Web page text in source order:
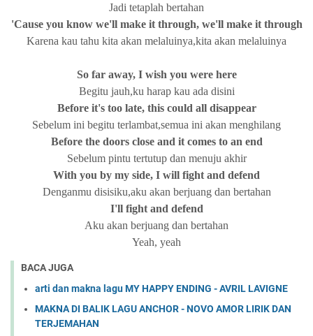
Jadi tetaplah bertahan
'Cause you know we'll make it through, we'll make it through
Karena kau tahu kita akan melaluinya,kita akan melaluinya
So far away, I wish you were here
Begitu jauh,ku harap kau ada disini
Before it's too late, this could all disappear
Sebelum ini begitu terlambat,semua ini akan menghilang
Before the doors close and it comes to an end
Sebelum pintu tertutup dan menuju akhir
With you by my side, I will fight and defend
Denganmu disisiku,aku akan berjuang dan bertahan
I'll fight and defend
Aku akan berjuang dan bertahan
Yeah, yeah
BACA JUGA
arti dan makna lagu MY HAPPY ENDING - AVRIL LAVIGNE
MAKNA DI BALIK LAGU ANCHOR - NOVO AMOR LIRIK DAN
TERJEMAHAN